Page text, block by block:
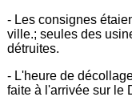
- Les consignes
ville.; seules des
détruites.
- L'heure de
faite à l'arrivée sur le